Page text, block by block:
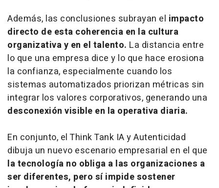
Además, las conclusiones subrayan el impacto
directo de esta coherencia en la cultura
organizativa y en el talento. La distancia entre
lo que una empresa dice y lo que hace erosiona
la confianza, especialmente cuando los
sistemas automatizados priorizan métricas sin
integrar los valores corporativos, generando una
desconexión visible en la operativa diaria.
En conjunto, el Think Tank IA y Autenticidad
dibuja un nuevo escenario empresarial en el que
la tecnología no obliga a las organizaciones a
ser diferentes, pero sí impide sostener